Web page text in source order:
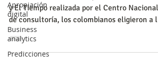
Apropiación
digital
Business
analytics
Predicciones
y El Tiempo realizada por el Centro Nacional
de consultoría, los colombianos eligieron a
per